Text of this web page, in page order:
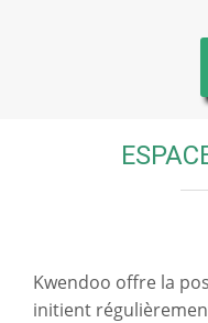
Kwendoo offre la
initient